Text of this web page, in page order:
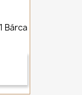
Bárca